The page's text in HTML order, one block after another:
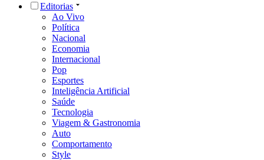
Editorias
Ao Vivo
Política
Nacional
Economia
Internacional
Pop
Esportes
Inteligência Artificial
Saúde
Tecnologia
Viagem & Gastronomia
Auto
Comportamento
Style